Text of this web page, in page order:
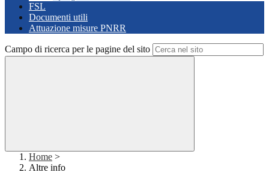
FSL
Documenti utili
Attuazione misure PNRR
Campo di ricerca per le pagine del sito
Home >
Altre info